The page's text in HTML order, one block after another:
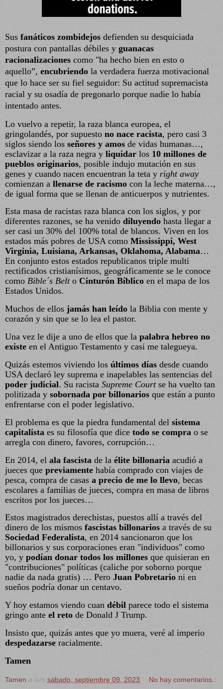
Sus fanáticos zombidejos defienden su desquiciada
postura con pantallas débiles y guanacas
racionalizaciones como "ha hecho bien en esto o
aquello”, encubriendo la verdadera fuerza motivacional
que lo hace ser su fiel seguidor: Su actitud supremacista
racial y su osadía de pregonarlo porque nadie lo había
intentado antes.
Lo vuelvo a repetir, la raza blanca europea, el
gringolandés, por supuesto no nace racista, pero casi 3
siglos siendo los señores y amos de vidas humanas…,
esclavizar a la raza negra y liquidar los 10 millones de
pueblos originarios, posible indujo mutación en sus
genes y cuando nacen encuentran la teta y right away
comienzan a llenarse de racismo con la leche materna…,
de igual forma que se llenan de anticuerpos y nutrientes.
Esta masa de racistas raza blanca con los siglos, y por
diferentes razones, se ha venido diluyendo hasta llegar a
ser casi un 30% del 100% total de blancos. Viven en los
estados más pobres de USA como Mississippi, West
Virginia, Luisiana, Arkansas, Oklahoma, Alabama…
En conjunto estos estados republicanos triple multi
rectificados cristianísimos, geográficamente se le conoce
como Bible´s Belto Cinturón Bíblico en el mapa de los
Estados Unidos.
Muchos de ellos jamás han leído la Biblia con mente y
corazón y sin que se lo lea el pastor.
Una vez le dije a uno de ellos que la palabra hebreo no
existe en el Antiguo Testamento y casi me talegueya.
Quizás estemos viviendo los últimos días desde cuando
USA declaró ley suprema e inapelables las sentencias del
poder judicial. Su racista Supreme Courtse ha vuelto tan
politizada y sobornada por billonarios que están a punto
enfrentarse con el poder legislativo.
El problema es que la piedra fundamental del sistema
capitalista es su filosofía que dice todo se compra o se
arregla con dinero, favores, corrupción…
En 2014, el ala fascista de la élite billonaria acudió a
jueces que previamente había comprado con viajes de
pesca, compra de casas a precio de me lo llevo, becas
escolares a familias de jueces, compra en masa de libros
escritos por los jueces…
Estos magistrados derechistas, puestos allí a través del
dinero de los mismos fascistas billonarios a través de su
Sociedad Federalista, en 2014 sancionaron que los
billonarios y sus corporaciones eran "individuos" como
yo, y podían donar todos los millones que quisieran en
"contribuciones" políticas (caliche por soborno porque
nadie da nada gratis) … Pero Juan Pobretario ni en
sueños podría donar un centavo.
Y hoy estamos viendo cuan débil parece todo el sistema
gringo ante el reto de Donald J Trump.
Insisto que, quizás antes que yo muera, veré al imperio
despedazarse racialmente.
Tamen
Tamen a la/s sábado, septiembre 09, 2023 No hay comentarios.: